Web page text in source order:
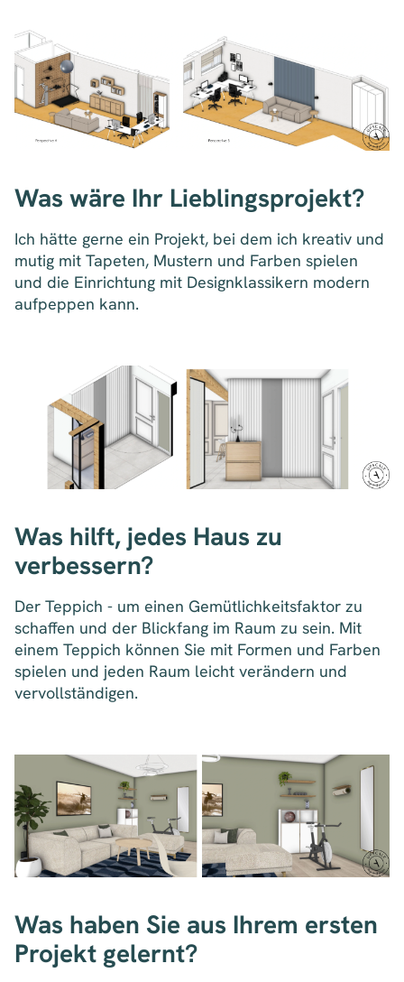
Was wäre Ihr Lieblingsprojekt?
Ich hätte gerne ein Projekt, bei dem ich kreativ und
mutig mit Tapeten, Mustern und Farben spielen
und die Einrichtung mit Designklassikern modern
aufpeppen kann.
Was hilft, jedes Haus zu
verbessern?
Der Teppich - um einen Gemütlichkeitsfaktor zu
schaffen und der Blickfang im Raum zu sein. Mit
einem Teppich können Sie mit Formen und Farben
spielen und jeden Raum leicht verändern und
vervollständigen.
Was haben Sie aus Ihrem ersten
Projekt gelernt?